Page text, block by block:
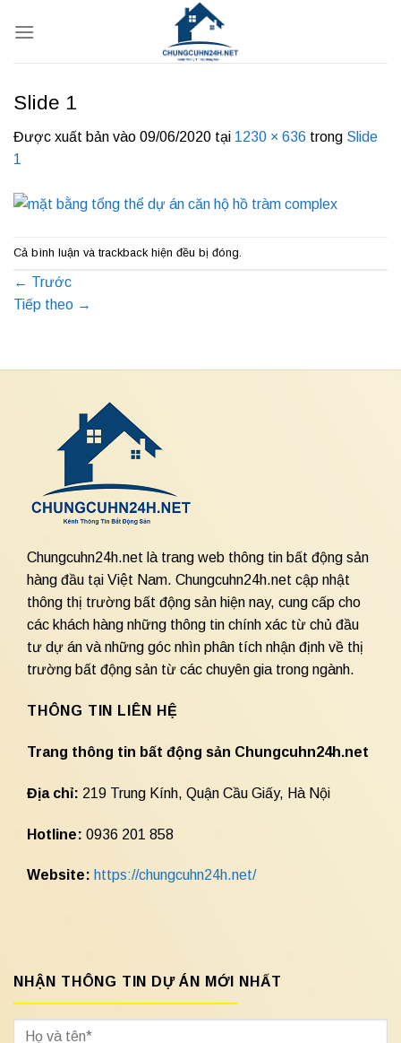
qua
Slide 1
Được xuất bản vào 09/06/2020 tại 1230 × 636 trong Slide
1
Cả bình luận và trackback hiện đều bị đóng.
← Trước
Tiếp theo →
Chungcuhn24h.net là trang web thông tin bất động sản
hàng đầu tại Việt Nam. Chungcuhn24h.net cập nhật
thông thị trường bất động sản hiện nay, cung cấp cho
các khách hàng những thông tin chính xác từ chủ đầu
tư dự án và những góc nhìn phân tích nhận định về thị
trường bất động sản từ các chuyên gia trong ngành.
THÔNG TIN LIÊN HỆ
Trang thông tin bất động sản Chungcuhn24h.net
Địa chỉ: 219 Trung Kính, Quận Cầu Giấy, Hà Nội
Hotline: 0936 201 858
Website: https://chungcuhn24h.net/
NHẬN THÔNG TIN DỰ ÁN MỚI NHẤT